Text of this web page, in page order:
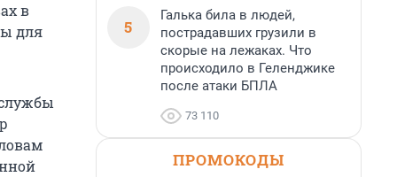
в
для
5
Галька била в людей,
пострадавших грузили в
скорые на лежаках. Что
происходило в Геленджике
после атаки БПЛА
73 110
ПРОМОКОДЫ